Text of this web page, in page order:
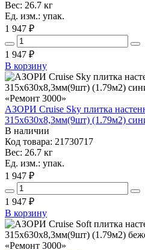
Вес: 26.7 кг
Ед. изм.: упак.
1 947 ₽
1 947 ₽
В корзину
АЗОРИ Cruise Sky плитка
315x630x8,3мм(9шт) (1.79м2)
В наличии
Код товара: 21730717
Вес: 26.7 кг
Ед. изм.: упак.
1 947 ₽
1 947 ₽
В корзину